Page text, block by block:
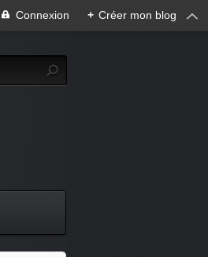
Connexion + Créer mon blog